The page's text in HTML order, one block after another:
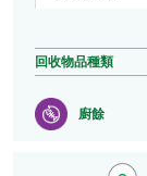
回收物品種類
廚餘